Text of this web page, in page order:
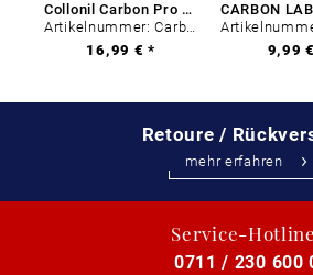
Collonil Carbon Pro 400 ml
Artikelnummer: Carbon-0
16,99 € *
9,99
Retoure /
mehr erfahren
Service-
0711 / 230 600